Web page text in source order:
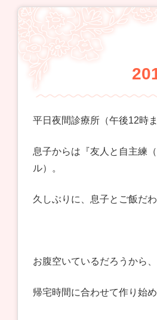
平日夜間診療所（午後12時
息子からは『友人と自主練
ル）。
久しぶりに、息子とご飯だ
お腹空いているだろうから
帰宅時間に合わせて作り始め